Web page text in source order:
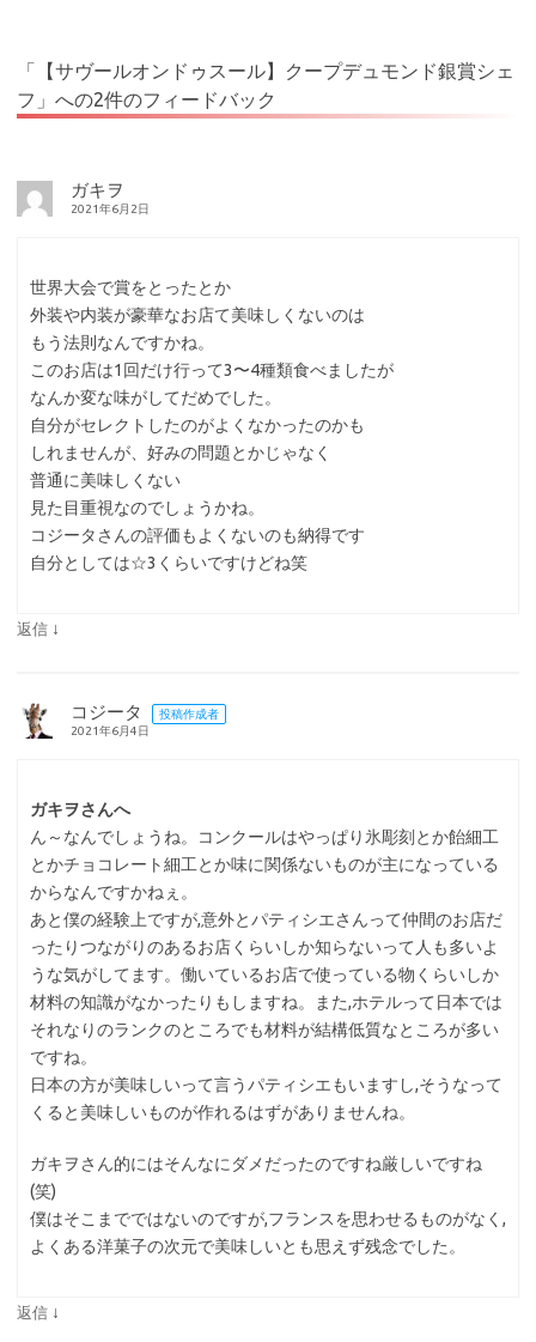
「 【サヴールオンドゥスール】クープデュモンド銀賞シェ
フ 」への2件のフィードバック
ガキヲ
2021年6月2日
世界大会で賞をとったとか
外装や内装が豪華なお店て美味しくないのは
もう法則なんですかね。
このお店は1回だけ行って3〜4種類食べましたが
なんか変な味がしてだめでした。
自分がセレクトしたのがよくなかったのかも
しれませんが、好みの問題とかじゃなく
普通に美味しくない
見た目重視なのでしょうかね。
コジータさんの評価もよくないのも納得です
自分としては☆3くらいですけどね笑
返信 ↓
コジータ
投稿作成者
2021年6月4日
ガキヲさんへ
ん～なんでしょうね。コンクールはやっぱり氷彫刻とか飴細工
とかチョコレート細工とか味に関係ないものが主になっている
からなんですかねぇ。
あと僕の経験上ですが,意外とパティシエさんって仲間のお店だ
ったりつながりのあるお店くらいしか知らないって人も多いよ
うな気がしてます。働いているお店で使っている物くらいしか
材料の知識がなかったりもしますね。また,ホテルって日本では
それなりのランクのところでも材料が結構低質なところが多い
ですね。
日本の方が美味しいって言うパティシエもいますし,そうなって
くると美味しいものが作れるはずがありませんね。
ガキヲさん的にはそんなにダメだったのですね厳しいですね
(笑)
僕はそこまでではないのですが,フランスを思わせるものがなく,
よくある洋菓子の次元で美味しいとも思えず残念でした。
返信 ↓